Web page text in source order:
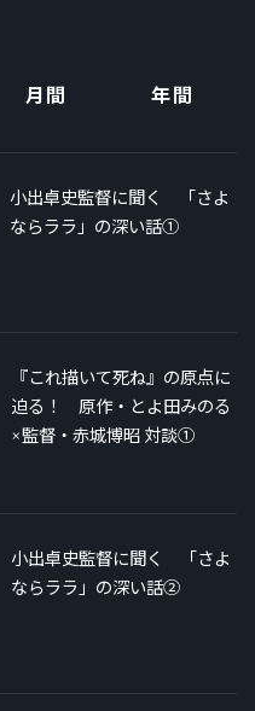
月間 年間
小出卓史監督に聞く 「さよ
ならララ」の深い話①
『これ描いて死ね』の原点に
迫る！ 原作・とよ田みのる
×監督・赤城博昭 対談①
小出卓史監督に聞く 「さよ
ならララ」の深い話②